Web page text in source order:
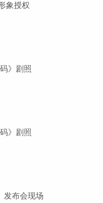
象授权
》剧照
》剧照
发布会现场